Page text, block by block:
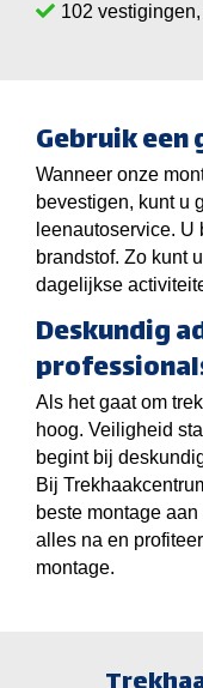
Gebruik
Wanneer onze
bevestigen, kunt u
leenautoservice.
brandstof. Zo kunt
dagelijkse
Deskundig
Als het gaat om
hoog. Veiligheid
begint bij
Bij
beste montage
alles na en
montage.